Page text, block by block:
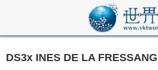
DS3x INES DE LA